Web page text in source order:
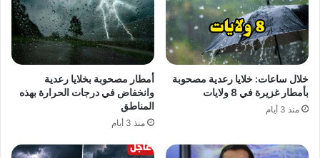
خلال ساعات: خلايا رعدية مصحوبة
بأمطار غزيرة في 8 ولايات
منذ 3 أيام
أمطار مصحوبة بخلايا رعدية
وانخفاض في درجات الحرارة بهذه
المناطق
منذ 3 أيام